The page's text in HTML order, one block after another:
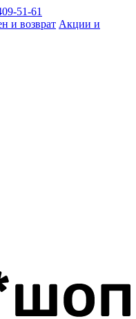
51-61
и возврат Акции и